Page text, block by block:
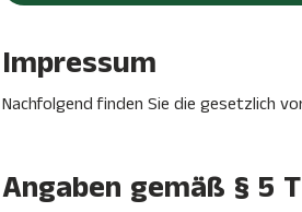
Impressum
Nachfolgend finden Sie die gesetzlich
Angaben gemäß § 5